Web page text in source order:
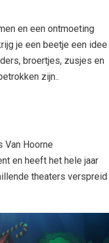
en een ontmoeting
je een beetje een idee
broertjes, zusjes en
zijn..
Van Hoorne
en heeft het hele jaar
theaters verspreid